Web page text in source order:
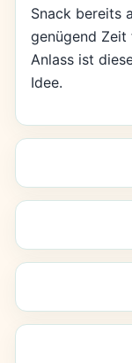
Snack bereits
genügend Zeit
Anlass ist
Idee.